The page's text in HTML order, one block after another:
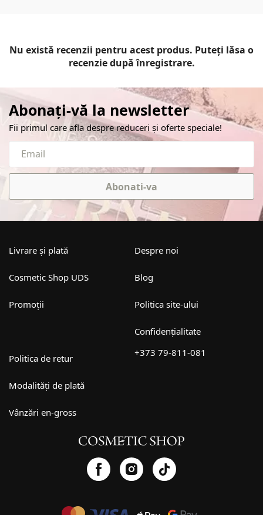
Nu există recenzii pentru acest produs. Puteți lăsa o
recenzie după înregistrare.
Abonați-vă la newsletter
Fii primul care afla despre reduceri și oferte speciale!
Abonati-va
Livrare și plată
Cosmetic Shop UDS
Promoții
Despre noi
Blog
Politica site-ului
Confidențialitate
Politica de retur
Modalități de plată
Vânzări en-gross
+373 79-811-081